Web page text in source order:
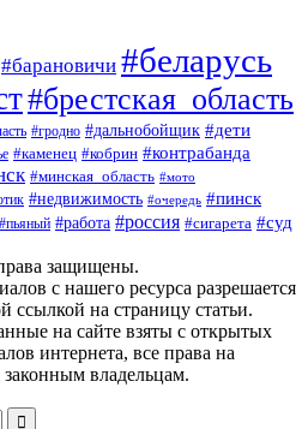
#барановичи #беларусь
#брестская_область
#гродно #дальнобойщик #дети
#каменец #кобрин #контрабанда
#минская_область #мото
#недвижимость #очередь #пинск
#пьяный #работа #россия #сигарета #суд
защищены.
с нашего ресурса разрешается
ссылкой на страницу статьи.
на сайте взяты с открытых
интернета, все права на
владельцам.